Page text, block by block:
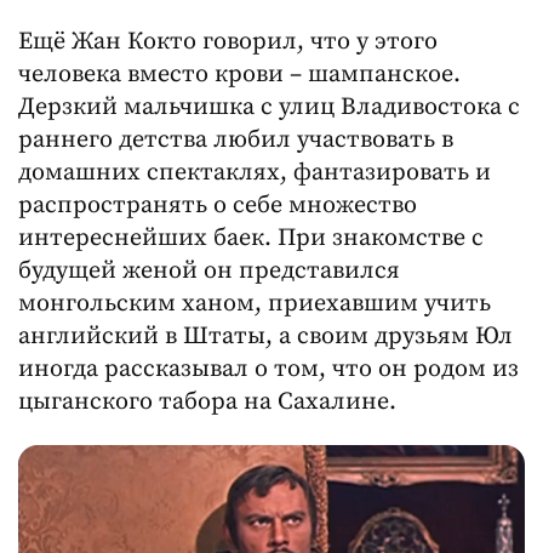
Ещё Жан Кокто говорил, что у этого
человека вместо крови – шампанское.
Дерзкий мальчишка с улиц Владивостока с
раннего детства любил участвовать в
домашних спектаклях, фантазировать и
распространять о себе множество
интереснейших баек. При знакомстве с
будущей женой он представился
монгольским ханом, приехавшим учить
английский в Штаты, а своим друзьям Юл
иногда рассказывал о том, что он родом из
цыганского табора на Сахалине.